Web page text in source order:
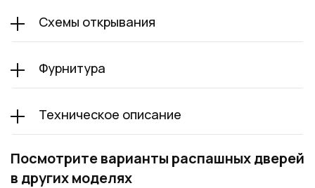
Схемы открывания
Фурнитура
Техническое описание
Посмотрите варианты распашных дверей
в других моделях